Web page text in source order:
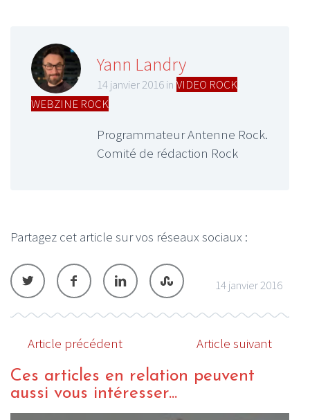
Yann Landry
14 janvier 2016 in VIDEO ROCK
WEBZINE ROCK
Programmateur Antenne Rock.
Comité de rédaction Rock
Partagez cet article sur vos réseaux sociaux :
14 janvier 2016
Article précédent Article suivant
Ces articles en relation peuvent
aussi vous intéresser...